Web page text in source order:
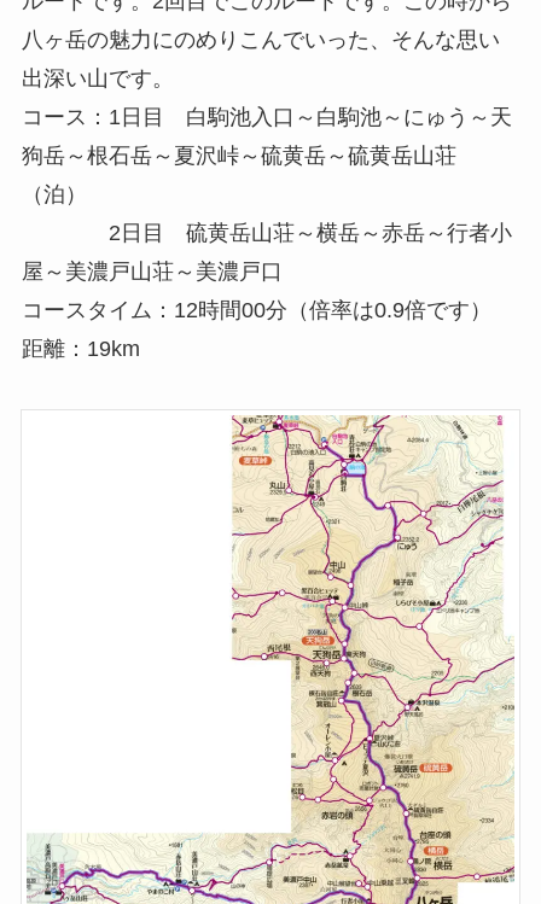
八ヶ岳の魅力にのめりこんでいった、そんな思い
出深い山です。
コース：1日目 白駒池入口～白駒池～にゅう～天
狗岳～根石岳～夏沢峠～硫黄岳～硫黄岳山荘
（泊）
2日目 硫黄岳山荘～横岳～赤岳～行者小
屋～美濃戸山荘～美濃戸口
コースタイム：12時間00分（倍率は0.9倍です）
距離：19km